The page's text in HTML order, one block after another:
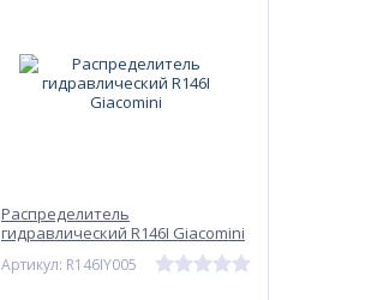
Распределитель
гидравлический R146I Giacomini
Артикул: R146IY005